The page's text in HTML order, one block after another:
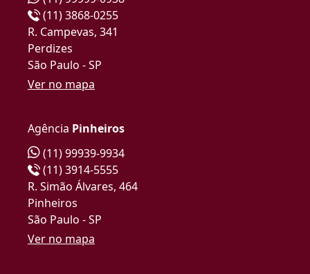
(11) 3868-0255
R. Campevas, 341
Perdizes
São Paulo - SP
Ver no mapa
Agência Pinheiros
(11) 99939-9934
(11) 3914-5555
R. Simão Álvares, 464
Pinheiros
São Paulo - SP
Ver no mapa